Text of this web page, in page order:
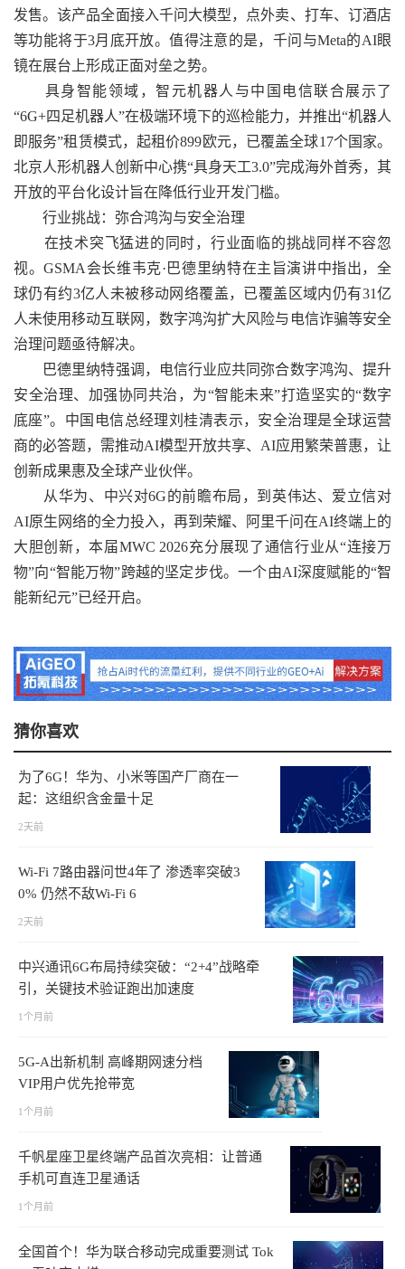
发售。该产品全面接入千问大模型，点外卖、打车、订酒店
等功能将于3月底开放。值得注意的是，千问与Meta的AI眼
镜在展台上形成正面对垒之势。
具身智能领域，智元机器人与中国电信联合展示了
“6G+四足机器人”在极端环境下的巡检能力，并推出“机器人
即服务”租赁模式，起租价899欧元，已覆盖全球17个国家。
北京人形机器人创新中心携“具身天工3.0”完成海外首秀，其
开放的平台化设计旨在降低行业开发门槛。
行业挑战：弥合鸿沟与安全治理
在技术突飞猛进的同时，行业面临的挑战同样不容忽
视。GSMA会长维韦克·巴德里纳特在主旨演讲中指出，全
球仍有约3亿人未被移动网络覆盖，已覆盖区域内仍有31亿
人未使用移动互联网，数字鸿沟扩大风险与电信诈骗等安全
治理问题亟待解决。
巴德里纳特强调，电信行业应共同弥合数字鸿沟、提升
安全治理、加强协同共治，为“智能未来”打造坚实的“数字
底座”。中国电信总经理刘桂清表示，安全治理是全球运营
商的必答题，需推动AI模型开放共享、AI应用繁荣普惠，让
创新成果惠及全球产业伙伴。
从华为、中兴对6G的前瞻布局，到英伟达、爱立信对
AI原生网络的全力投入，再到荣耀、阿里千问在AI终端上的
大胆创新，本届MWC 2026充分展现了通信行业从“连接万
物”向“智能万物”跨越的坚定步伐。一个由AI深度赋能的“智
能新纪元”已经开启。
猜你喜欢
为了6G！华为、小米等国产厂商在一
起：这组织含金量十足
2天前
Wi-Fi 7路由器问世4年了 渗透率突破3
0% 仍然不敌Wi-Fi 6
2天前
中兴通讯6G布局持续突破：“2+4”战略牵
引，关键技术验证跑出加速度
1个月前
5G-A出新机制 高峰期网速分档
VIP用户优先抢带宽
1个月前
千帆星座卫星终端产品首次亮相：让普通
手机可直连卫星通话
1个月前
全国首个！华为联合移动完成重要测试 Tok